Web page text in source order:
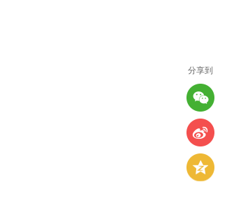
分享到